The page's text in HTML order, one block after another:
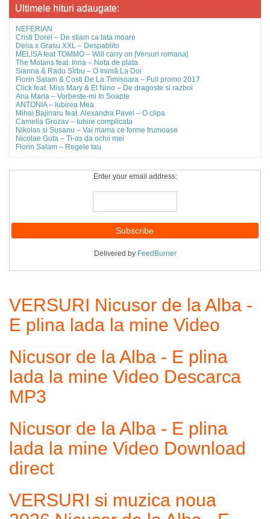
Ultimele hituri adaugate:
NEFERIAN
Cristi Dorel – De stiam ca tata moare
Delia x Grasu XXL – Despablito
MELISA feat TOMMO – Will carry on [Versuri romana]
The Motans feat. Inna – Nota de plata
Sianna & Radu Sîrbu – O Inimă La Doi
Florin Salam & Costi De La Timisoara – Full promo 2017
Click feat. Miss Mary & El Nino – De dragoste si razboi
Ana Maria – Vorbeste-mi In Soapte
ANTONIA – Iubirea Mea
Mihai Bajinaru feat. Alexandra Pavel – O clipa
Camelia Grozav – Iubire complicata
Nikolas si Susanu – Vai mama ce forme frumoase
Nicolae Guta – Ti-as da ochii mei
Florin Salam – Regele tau
Enter your email address:
Delivered by FeedBurner
VERSURI Nicusor de la Alba -
E plina lada la mine Video
Nicusor de la Alba - E plina
lada la mine Video Descarca
MP3
Nicusor de la Alba - E plina
lada la mine Video Download
direct
VERSURI si muzica noua